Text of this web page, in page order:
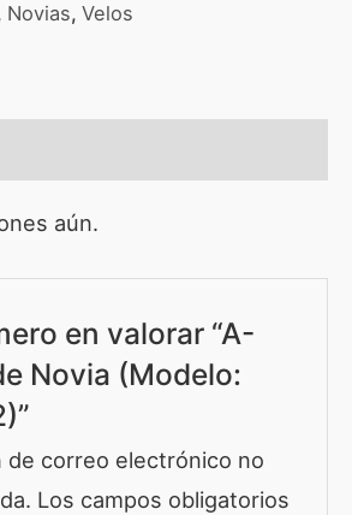
Novias, Velos
aún.
en valorar “A-
Novia (Modelo:
de correo electrónico no
Los campos obligatorios